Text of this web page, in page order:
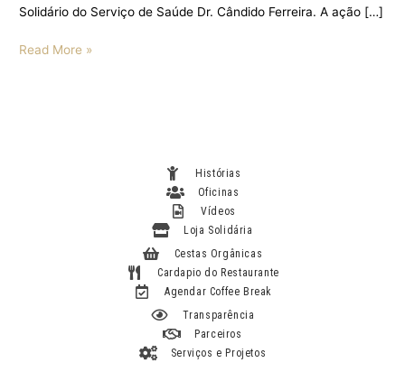
Solidário do Serviço de Saúde Dr. Cândido Ferreira. A ação […]
Read More »
Histórias
Oficinas
Vídeos
Loja Solidária
Cestas Orgânicas
Cardapio do Restaurante
Agendar Coffee Break
Transparência
Parceiros
Serviços e Projetos